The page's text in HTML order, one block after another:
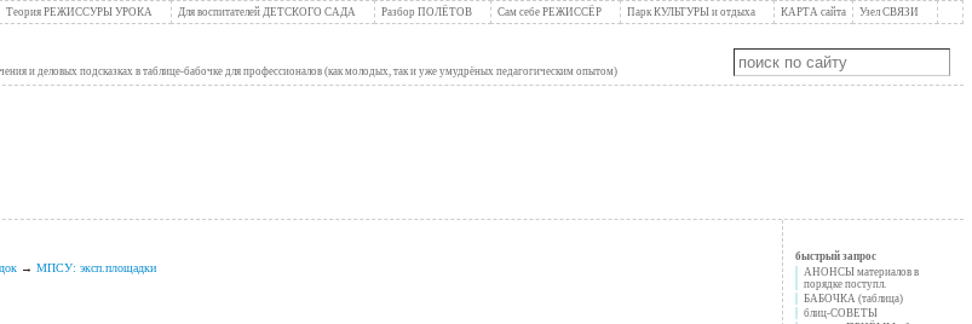
Теория РЕЖИССУРЫ УРОКА Для воспитателей ДЕТСКОГО САДА Разбор ПОЛЁТОВ Сам себе РЕЖИССЁР Парк КУЛЬТУРЫ и отдыха КАРТА сайта Узел СВЯЗИ
и деловых подсказках в таблице-бабочке для профессионалов (как молодых, так и уже умудрёных педагогическим опытом)
→ МПСУ: эксп.площадки
быстрый запрос
АНОНСЫ материалов в
порядке поступл.
БАБОЧКА (таблица)
блиц-СОВЕТЫ